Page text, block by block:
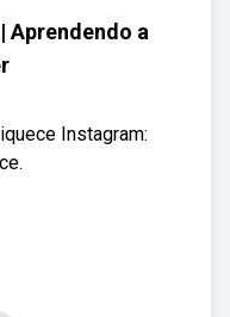
Aprendendo a
Instagram: